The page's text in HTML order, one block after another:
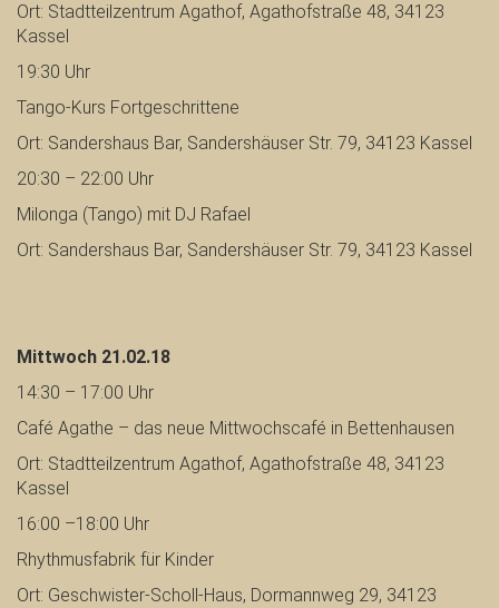
Ort: Stadtteilzentrum Agathof, Agathofstraße 48, 34123
Kassel
19:30 Uhr
Tango-Kurs Fortgeschrittene
Ort: Sandershaus Bar, Sandershäuser Str. 79, 34123 Kassel
20:30 – 22:00 Uhr
Milonga (Tango) mit DJ Rafael
Ort: Sandershaus Bar, Sandershäuser Str. 79, 34123 Kassel
Mittwoch 21.02.18
14:30 – 17:00 Uhr
Café Agathe – das neue Mittwochscafé in Bettenhausen
Ort: Stadtteilzentrum Agathof, Agathofstraße 48, 34123
Kassel
16:00 –18:00 Uhr
Rhythmusfabrik für Kinder
Ort: Geschwister-Scholl-Haus, Dormannweg 29, 34123